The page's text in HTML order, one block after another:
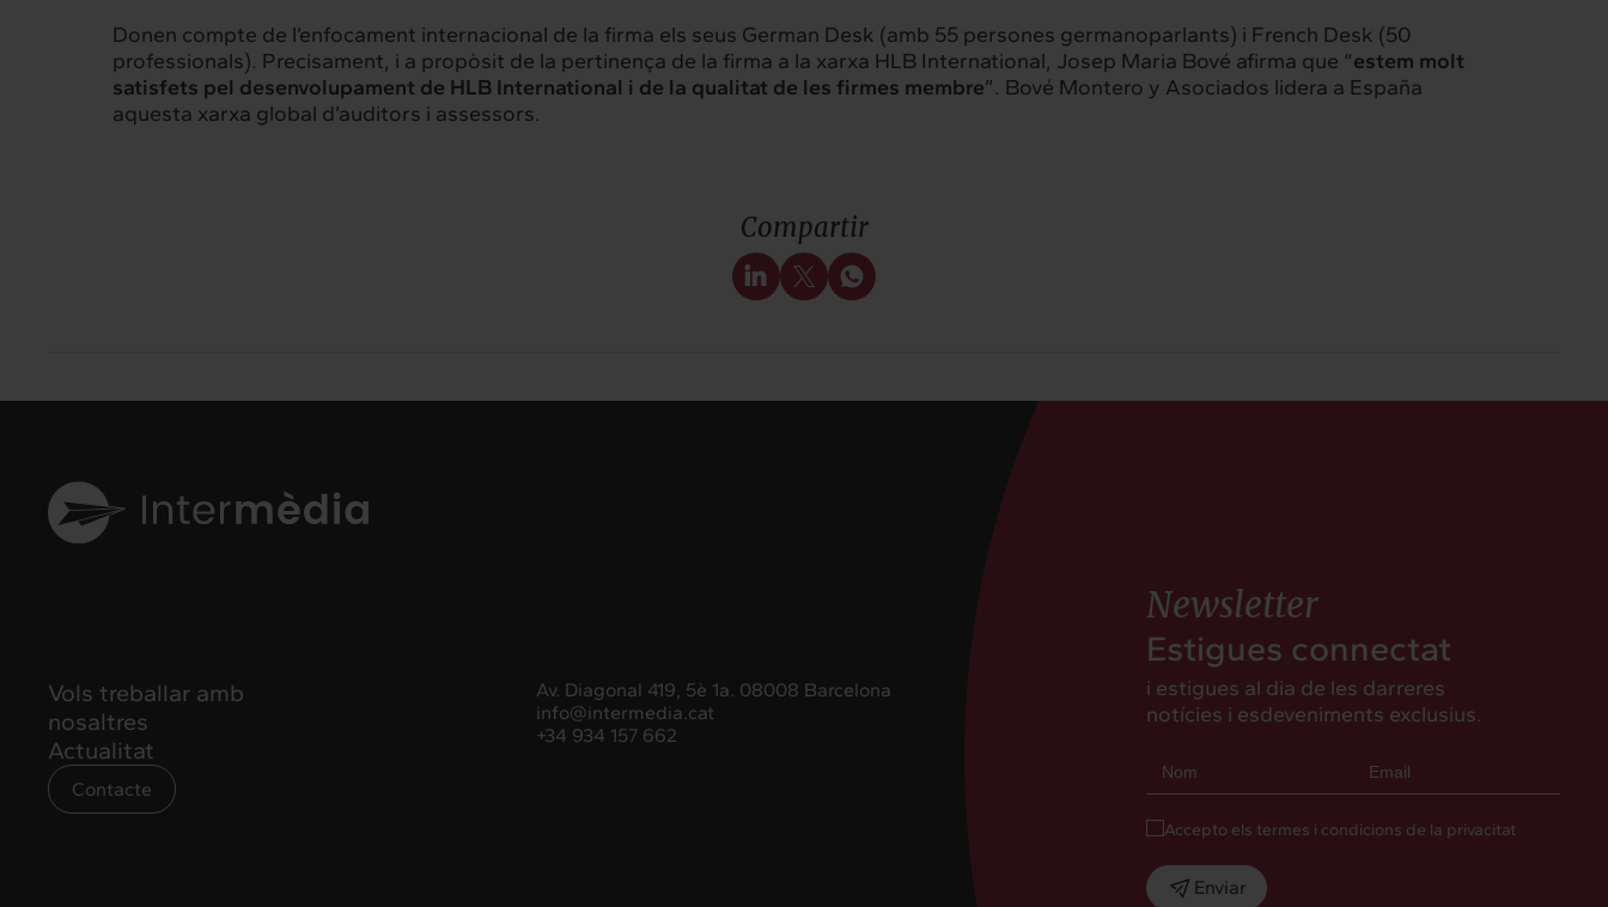
Donen compte de l’enfocament internacional de la firma els seus German Desk (amb 55 persones germanoparlants) i French Desk (50
professionals). Precisament, i a propòsit de la pertinença de la firma a la xarxa HLB International, Josep Maria Bové afirma que “estem molt
satisfets pel desenvolupament de HLB International i de la qualitat de les firmes membre”. Bové Montero y Asociados lidera a España
aquesta xarxa global d’auditors i assessors.
Compartir
Vols treballar amb
nosaltres
Actualitat
Contacte
Av. Diagonal 419, 5è 1a. 08008 Barcelona
info@intermedia.cat
+34 934 157 662
Newsletter
Estigues connectat
i estigues al dia de les darreres
notícies i esdeveniments exclusius.
Accepto els termes i condicions de la privacitat
Enviar